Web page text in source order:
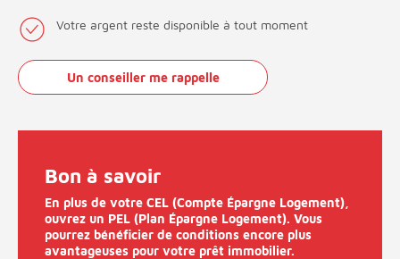
Votre argent reste disponible à tout moment
Un conseiller me rappelle
Bon à savoir
En plus de votre CEL (Compte Épargne Logement),
ouvrez un PEL (Plan Épargne Logement). Vous
pourrez bénéficier de conditions encore plus
avantageuses pour votre prêt immobilier.